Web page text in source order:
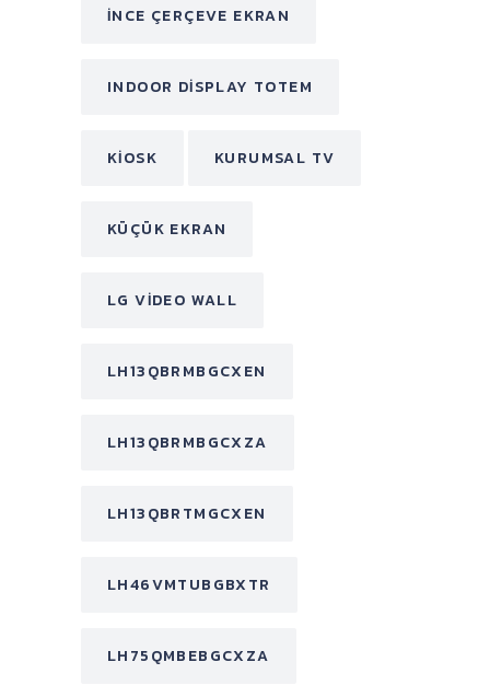
INCE ÇERÇEVE EKRAN
INDOOR DISPLAY TOTEM
KIOSK KURUMSAL TV
KÜÇÜK EKRAN
LG VIDEO WALL
LH13QBRMBGCXEN
LH13QBRMBGCXZA
LH13QBRTMGCXEN
LH46VMTUBGBXTR
LH75QMBEBGCXZA